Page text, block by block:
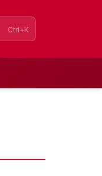
Ctrl+K